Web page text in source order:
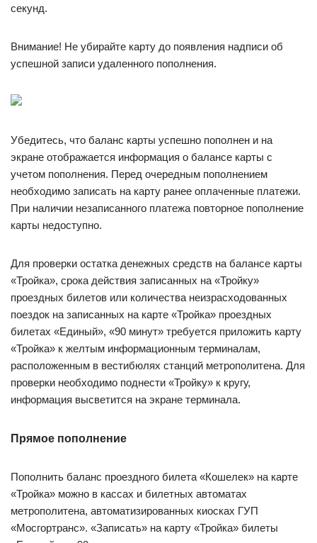
секунд.
Внимание! Не убирайте карту до появления надписи об
успешной записи удаленного пополнения.
Убедитесь, что баланс карты успешно пополнен и на
экране отображается информация о балансе карты с
учетом пополнения. Перед очередным пополнением
необходимо записать на карту ранее оплаченные платежи.
При наличии незаписанного платежа повторное пополнение
карты недоступно.
Для проверки остатка денежных средств на балансе карты
«Тройка», срока действия записанных на «Тройку»
проездных билетов или количества неизрасходованных
поездок на записанных на карте «Тройка» проездных
билетах «Единый», «90 минут» требуется приложить карту
«Тройка» к желтым информационным терминалам,
расположенным в вестибюлях станций метрополитена. Для
проверки необходимо поднести «Тройку» к кругу,
информация высветится на экране терминала.
Прямое пополнение
Пополнить баланс проездного билета «Кошелек» на карте
«Тройка» можно в кассах и билетных автоматах
метрополитена, автоматизированных киосках ГУП
«Мосгортранс». «Записать» на карту «Тройка» билеты